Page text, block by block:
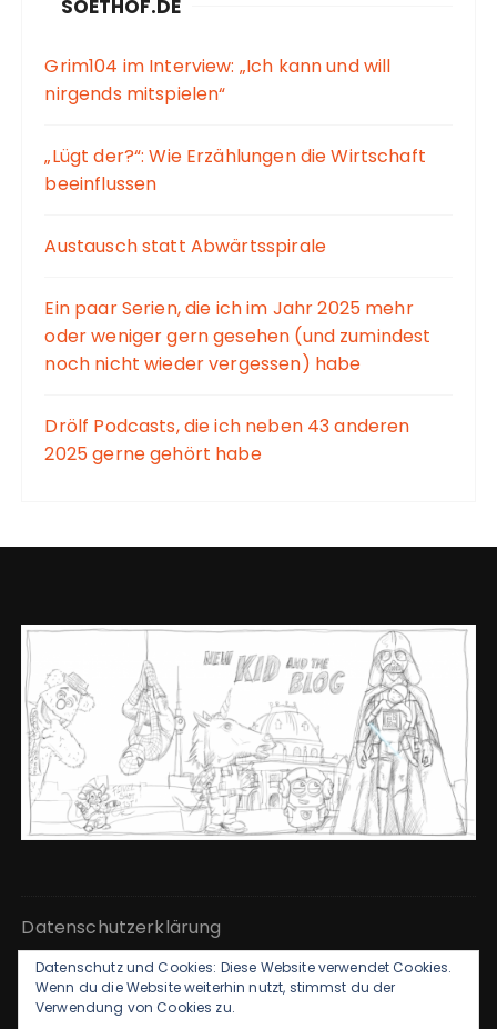
SOETHOF.DE
Grim104 im Interview: „Ich kann und will
nirgends mitspielen“
„Lügt der?“: Wie Erzählungen die Wirtschaft
beeinflussen
Austausch statt Abwärtsspirale
Ein paar Serien, die ich im Jahr 2025 mehr
oder weniger gern gesehen (und zumindest
noch nicht wieder vergessen) habe
Drölf Podcasts, die ich neben 43 anderen
2025 gerne gehört habe
Datenschutzerklärung
Kontakt & Impressum
Datenschutz und Cookies: Diese Website verwendet Cookies.
Wenn du die Website weiterhin nutzt, stimmst du der
Verwendung von Cookies zu.